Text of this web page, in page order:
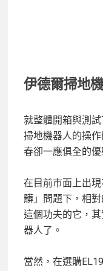
伊德爾掃地
就整體開箱與測
掃地機器人的操
春卻一應俱全的優
在目前市面上出
髒」問題下，相
這個功夫的它，
器人了。
當然，在選購